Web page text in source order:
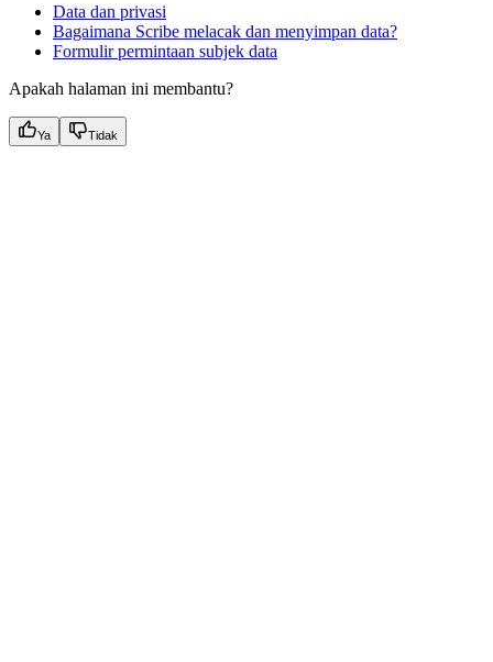
Data dan privasi
Bagaimana Scribe melacak dan menyimpan data?
Formulir permintaan subjek data
Apakah halaman ini membantu?
Ya Tidak